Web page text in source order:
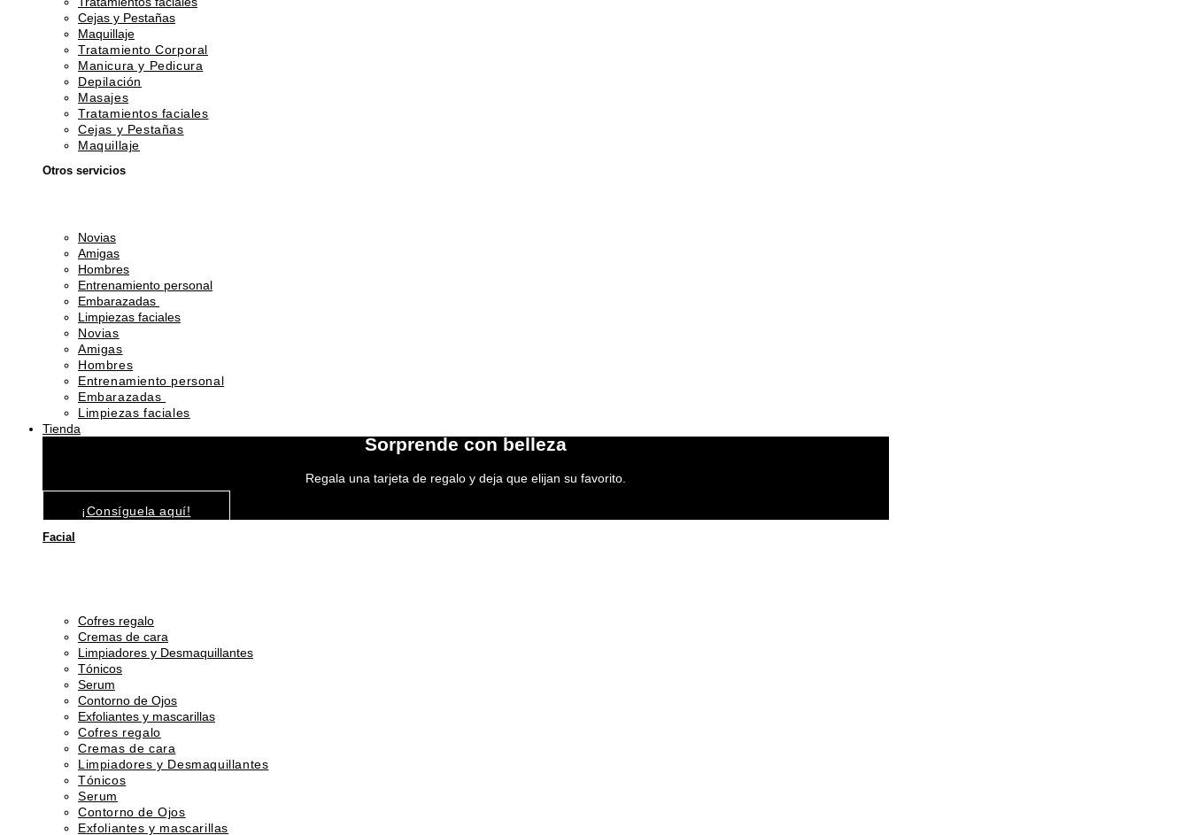
Cejas y Pestañas
Maquillaje
Tratamiento Corporal
Manicura y Pedicura
Depilación
Masajes
Tratamientos faciales
Cejas y Pestañas
Maquillaje
Otros servicios
Novias
Amigas
Hombres
Entrenamiento personal
Embarazadas
Limpiezas faciales
Novias
Amigas
Hombres
Entrenamiento personal
Embarazadas
Limpiezas faciales
Tienda
Sorprende con belleza
Regala una tarjeta de regalo y deja que elijan su favorito.
¡Consíguela aquí!
Facial
Cofres regalo
Cremas de cara
Limpiadores y Desmaquillantes
Tónicos
Serum
Contorno de Ojos
Exfoliantes y mascarillas
Cofres regalo
Cremas de cara
Limpiadores y Desmaquillantes
Tónicos
Serum
Contorno de Ojos
Exfoliantes y mascarillas